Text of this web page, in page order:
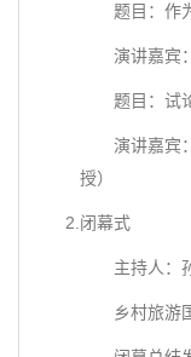
题目：作为
演讲嘉宾：
题目：试论
演讲嘉宾：
授）
2.闭幕式
主持人：孙
乡村旅游国